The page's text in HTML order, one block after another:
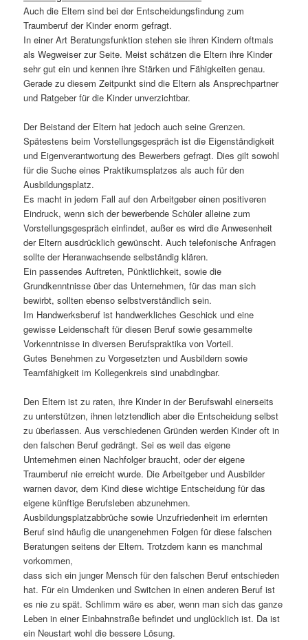
Auch die Eltern sind bei der Entscheidungsfindung zum
Traumberuf der Kinder enorm gefragt.
In einer Art Beratungsfunktion stehen sie ihren Kindern oftmals
als Wegweiser zur Seite. Meist schätzen die Eltern ihre Kinder
sehr gut ein und kennen ihre Stärken und Fähigkeiten genau.
Gerade zu diesem Zeitpunkt sind die Eltern als Ansprechpartner
und Ratgeber für die Kinder unverzichtbar.
Der Beistand der Eltern hat jedoch auch seine Grenzen.
Spätestens beim Vorstellungsgespräch ist die Eigenständigkeit
und Eigenverantwortung des Bewerbers gefragt. Dies gilt sowohl
für die Suche eines Praktikumsplatzes als auch für den
Ausbildungsplatz.
Es macht in jedem Fall auf den Arbeitgeber einen positiveren
Eindruck, wenn sich der bewerbende Schüler alleine zum
Vorstellungsgespräch einfindet, außer es wird die Anwesenheit
der Eltern ausdrücklich gewünscht. Auch telefonische Anfragen
sollte der Heranwachsende selbständig klären.
Ein passendes Auftreten, Pünktlichkeit, sowie die
Grundkenntnisse über das Unternehmen, für das man sich
bewirbt, sollten ebenso selbstverständlich sein.
Im Handwerksberuf ist handwerkliches Geschick und eine
gewisse Leidenschaft für diesen Beruf sowie gesammelte
Vorkenntnisse in diversen Berufspraktika von Vorteil.
Gutes Benehmen zu Vorgesetzten und Ausbildern sowie
Teamfähigkeit im Kollegenkreis sind unabdingbar.
Den Eltern ist zu raten, ihre Kinder in der Berufswahl einerseits
zu unterstützen, ihnen letztendlich aber die Entscheidung selbst
zu überlassen. Aus verschiedenen Gründen werden Kinder oft in
den falschen Beruf gedrängt. Sei es weil das eigene
Unternehmen einen Nachfolger braucht, oder der eigene
Traumberuf nie erreicht wurde. Die Arbeitgeber und Ausbilder
warnen davor, dem Kind diese wichtige Entscheidung für das
eigene künftige Berufsleben abzunehmen.
Ausbildungsplatzabbrüche sowie Unzufriedenheit im erlernten
Beruf sind häufig die unangenehmen Folgen für diese falschen
Beratungen seitens der Eltern. Trotzdem kann es manchmal
vorkommen,
dass sich ein junger Mensch für den falschen Beruf entschieden
hat. Für ein Umdenken und Switchen in einen anderen Beruf ist
es nie zu spät. Schlimm wäre es aber, wenn man sich das ganze
Leben in einer Einbahnstraße befindet und unglücklich ist. Da ist
ein Neustart wohl die bessere Lösung.